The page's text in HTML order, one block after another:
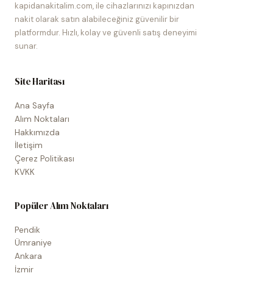
kapidanakitalim.com, ile cihazlarınızı kapınızdan
nakit olarak satın alabileceğiniz güvenilir bir
platformdur. Hızlı, kolay ve güvenli satış deneyimi
sunar.
Site Haritası
Ana Sayfa
Alım Noktaları
Hakkımızda
İletişim
Çerez Politikası
KVKK
Popüler Alım Noktaları
Pendik
Ümraniye
Ankara
İzmir